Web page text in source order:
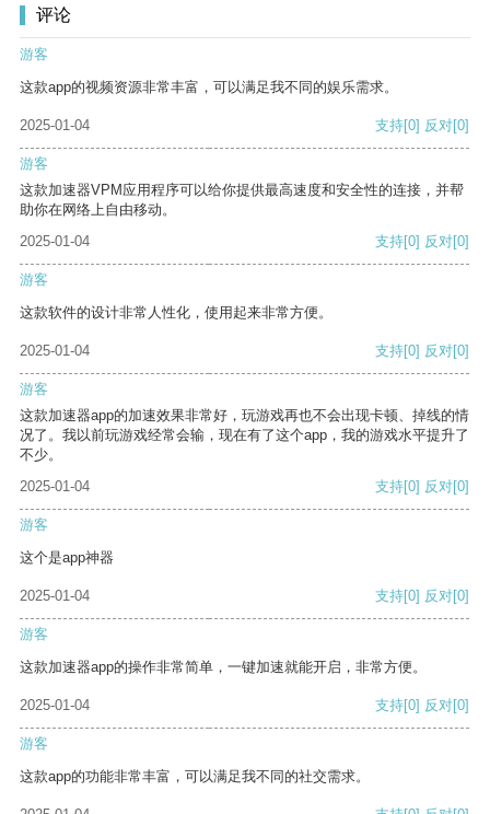
评论
游客
这款app的视频资源非常丰富，可以满足我不同的娱乐需求。
2025-01-04 支持[0] 反对[0]
游客
这款加速器VPM应用程序可以给你提供最高速度和安全性的连接，并帮
助你在网络上自由移动。
2025-01-04
支持[0] 反对[0]
游客
这款软件的设计非常人性化，使用起来非常方便。
2025-01-04 支持[0] 反对[0]
游客
这款加速器app的加速效果非常好，玩游戏再也不会出现卡顿、掉线的情
况了。我以前玩游戏经常会输，现在有了这个app，我的游戏水平提升了
不少。
2025-01-04
支持[0] 反对[0]
游客
这个是app神器
2025-01-04 支持[0] 反对[0]
游客
这款加速器app的操作非常简单，一键加速就能开启，非常方便。
2025-01-04 支持[0] 反对[0]
游客
这款app的功能非常丰富，可以满足我不同的社交需求。